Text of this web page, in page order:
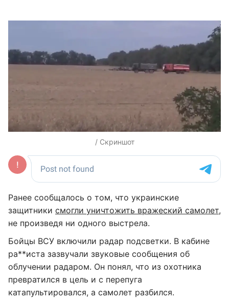
/ Скриншот
Ранее сообщалось о том, что украинские
защитники смогли уничтожить вражеский самолет,
не произведя ни одного выстрела.
Бойцы ВСУ включили радар подсветки. В кабине
ра**иста зазвучали звуковые сообщения об
облучении радаром. Он понял, что из охотника
превратился в цель и с перепуга
катапультировался, а самолет разбился.